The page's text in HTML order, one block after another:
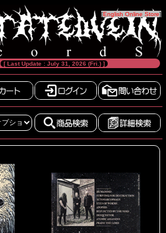
[English Online Store]
[ Last Update : July 31, 2026 (Fri.) ]